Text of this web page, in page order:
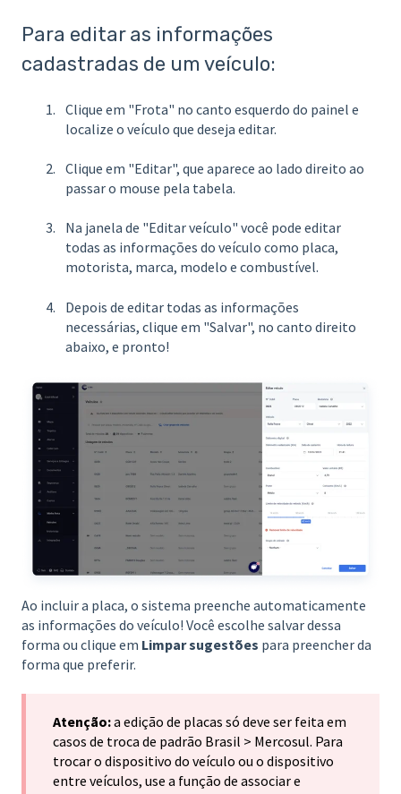
Para editar as informações
cadastradas de um veículo:
Clique em "Frota" no canto esquerdo do painel e
localize o veículo que deseja editar.
Clique em "Editar", que aparece ao lado direito ao
passar o mouse pela tabela.
Na janela de "Editar veículo" você pode editar
todas as informações do veículo como placa,
motorista, marca, modelo e combustível.
Depois de editar todas as informações
necessárias, clique em "Salvar", no canto direito
abaixo, e pronto!
Ao incluir a placa, o sistema preenche automaticamente
as informações do veículo! Você escolhe salvar dessa
forma ou clique em Limpar sugestões para preencher da
forma que preferir.
Atenção:a edição de placas só deve ser feita em
casos de troca de padrão Brasil > Mercosul. Para
trocar o dispositivo do veículo ou o dispositivo
entre veículos, use a função de associar e